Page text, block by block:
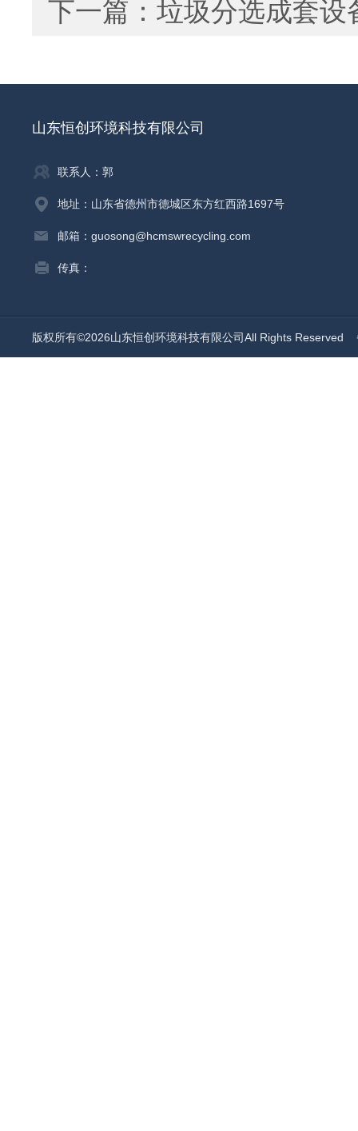
下一篇： 垃圾分选成套设
山东恒创环境科技有限公司
联系人：郭
地址：山东省德州市德城区东方红西路1697号
邮箱：guosong@hcmswrecycling.com
传真：
版权所有©2026山东恒创环境科技有限公司All Rights Reserved